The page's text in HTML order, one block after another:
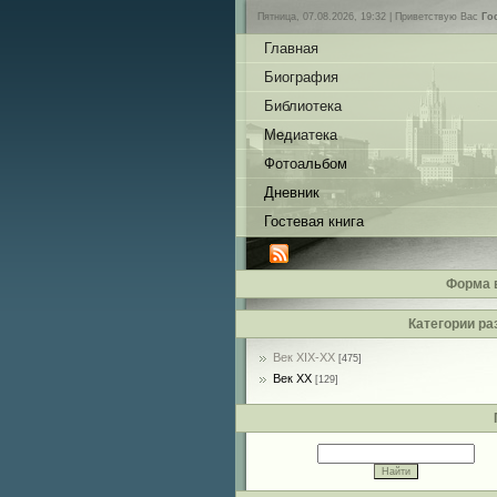
Пятница, 07.08.2026, 19:32 | Приветствую Вас
Главная
Биография
Библиотека
Медиатека
Фотоальбом
Дневник
Гостевая книга
Форма
Категории
Век XIX-ХХ [475]
Век ХХ [129]